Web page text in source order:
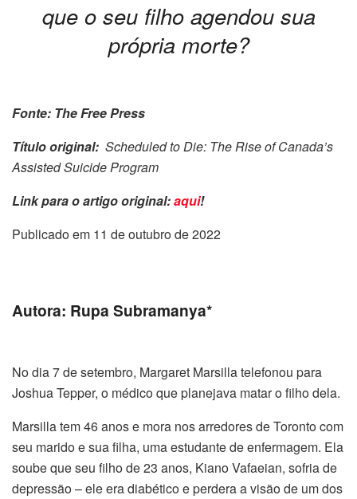
que o seu filho agendou sua
própria morte?
Fonte: The Free Press
Título original: Scheduled to Die: The Rise of Canada’s
Assisted Suicide Program
Link para o artigo original:aqui!
Publicado em 11 de outubro de 2022
Autora: Rupa Subramanya*
No dia 7 de setembro, Margaret Marsilla telefonou para
Joshua Tepper, o médico que planejava matar o filho dela.
Marsilla tem 46 anos e mora nos arredores de Toronto com
seu marido e sua filha, uma estudante de enfermagem. Ela
soube que seu filho de 23 anos, Kiano Vafaeian, sofria de
depressão – ele era diabético e perdera a visão de um dos